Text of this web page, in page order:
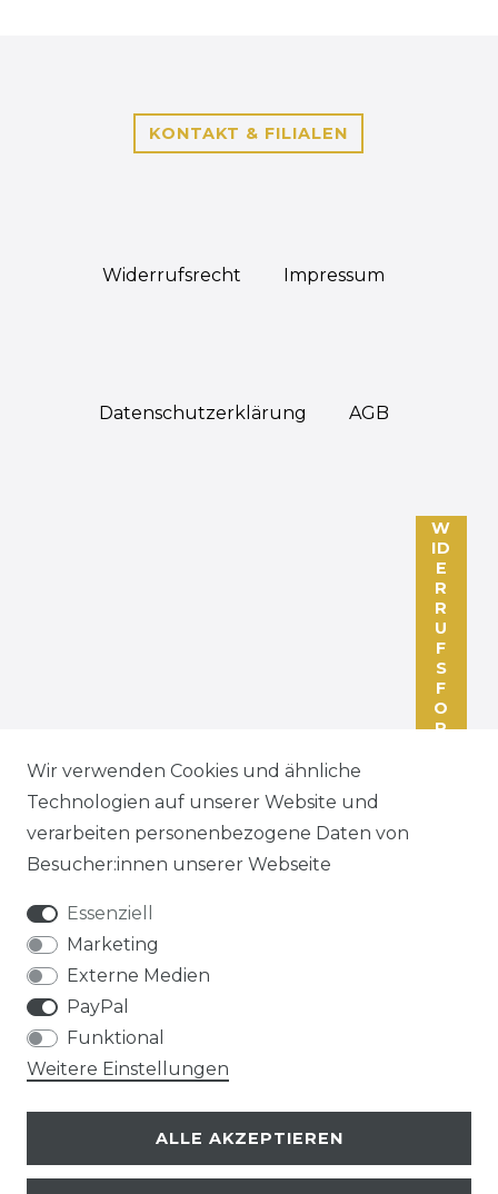
KONTAKT & FILIALEN
Widerrufs­recht Impressum
Daten­schutz­erklärung AGB
W
ID
E
R
R
U
F
S
F
O
R
ZAHLEN SIE BEQUEM PER
Wir verwenden Cookies und ähnliche
Technologien auf unserer Website und
verarbeiten personenbezogene Daten von
Besucher:innen unserer Webseite
Essenziell
Marketing
Externe Medien
PayPal
Funktional
Weitere Einstellungen
ALLE AKZEPTIEREN